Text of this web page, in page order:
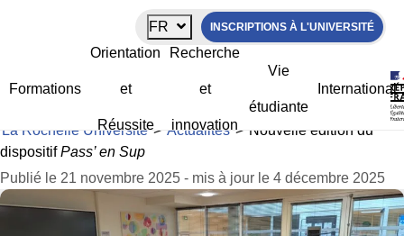
FR INSCRIPTIONS À L'UNIVERSITÉ
Formations
Orientation
et
Réussite
Recherche
et
innovation
Vie
étudiante
International
Nouvelle édition du dispositifPass’ en
La Rochelle Université> Actualités> Nouvelle édition du
dispositifPass’ en Sup
Publié le 21 novembre 2025 - mis à jour le 4 décembre 2025
Panneau de gestion des cookies